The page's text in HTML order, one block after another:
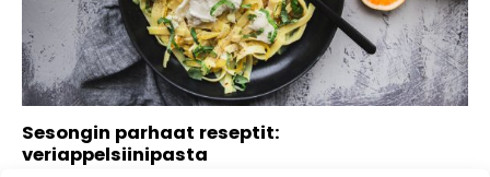
Sesongin parhaat reseptit:
veriappelsiinipasta